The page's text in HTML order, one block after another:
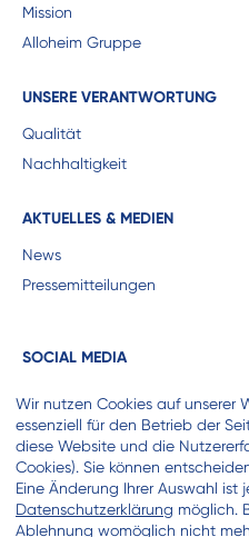
Mission
Alloheim Gruppe
UNSERE VERANTWORTUNG
Qualität
Nachhaltigkeit
AKTUELLES & MEDIEN
News
Pressemitteilungen
SOCIAL MEDIA
KOOPERATIONSPARTNER
Wir nutzen Cookies auf unserer
essenziell für den Betrieb der
diese Website und die
Cookies). Sie können
Eine Änderung Ihrer Auswahl ist
Datenschutzerklärung möglich.
Ablehnung womöglich nicht